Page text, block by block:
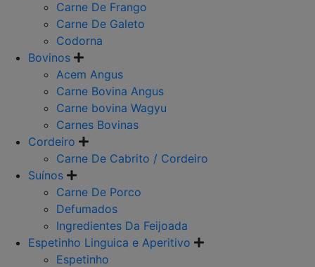
Carne De Frango
Carne De Galeto
Codorna
Bovinos
Acem Angus
Carne Bovina Angus
Carne bovina Wagyu
Carnes Bovinas
Cordeiro
Carne De Cabrito / Cordeiro
Suínos
Carne De Porco
Defumados
Ingredientes Da Feijoada
Espetinho Linguica e Aperitivo
Espetinho